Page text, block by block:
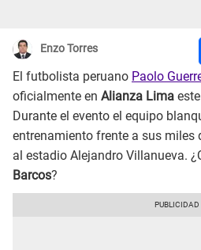
Enzo Torres
El futbolista peruano Paolo
oficialmente en Alianza Lima
Durante el evento el equipo
entrenamiento frente a sus miles
al estadio Alejandro Villanueva.
Barcos?